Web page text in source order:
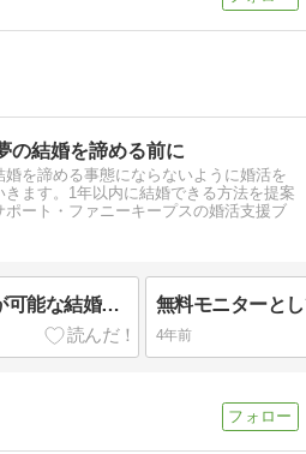
の結婚を諦める前に
婚を諦める事態にならないように婚活を
きます。1年以内に結婚できる方法を提案
ポート・ファニーキープスの婚活支援ブ
無料モニターとして活動が可能な結婚相談所
4年前